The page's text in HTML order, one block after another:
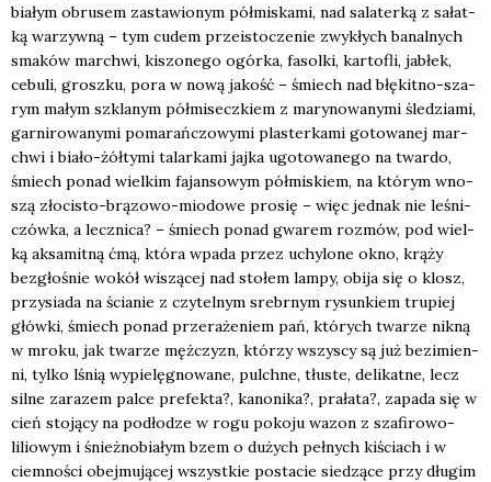
bia­łym obru­sem zasta­wio­nym pół­mi­ska­mi, nad sala­ter­ką z sałat­
ką warzyw­ną – tym cudem prze­isto­cze­nie zwy­kłych banal­nych
sma­ków mar­chwi, kiszo­ne­go ogór­ka, fasol­ki, kar­to­fli, jabłek,
cebu­li, grosz­ku, pora w nową jakość – śmiech nad błę­kit­no-sza­
rym małym szkla­nym pół­mi­secz­kiem z mary­no­wa­ny­mi śle­dzia­mi,
gar­ni­ro­wa­ny­mi poma­rań­czo­wy­mi pla­ster­ka­mi goto­wa­nej mar­
chwi i bia­ło-żół­ty­mi talar­ka­mi jaj­ka ugo­to­wa­ne­go na twar­do,
śmiech ponad wiel­kim fajan­so­wym pół­mi­skiem, na któ­rym wno­
szą zło­ci­sto-brą­zo­wo-mio­do­we pro­się – więc jed­nak nie leśni­
czów­ka, a lecz­ni­ca? – śmiech ponad gwa­rem roz­mów, pod wiel­
ką aksa­mit­ną ćmą, któ­ra wpa­da przez uchy­lo­ne okno, krą­ży
bez­gło­śnie wokół wiszą­cej nad sto­łem lam­py, obi­ja się o klosz,
przy­sia­da na ścia­nie z czy­tel­nym srebr­nym rysun­kiem tru­piej
głów­ki, śmiech ponad prze­ra­że­niem pań, któ­rych twa­rze nik­ną
w mro­ku, jak twa­rze męż­czyzn, któ­rzy wszy­scy są już bez­i­mien­
ni, tyl­ko lśnią wypie­lę­gno­wa­ne, pulch­ne, tłu­ste, deli­kat­ne, lecz
sil­ne zara­zem pal­ce pre­fek­ta?, kano­ni­ka?, pra­ła­ta?, zapa­da się w
cień sto­ją­cy na pod­ło­dze w rogu poko­ju wazon z sza­fi­ro­wo-
lilio­wym i śnież­no­bia­łym bzem o dużych peł­nych kiściach i w
ciem­no­ści obej­mu­ją­cej wszyst­kie posta­cie sie­dzą­ce przy dłu­gim